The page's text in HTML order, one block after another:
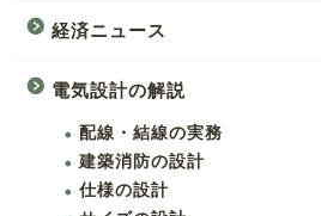
経済ニュース
電気設計の解説
配線・結線の実務
建築消防の設計
仕様の設計